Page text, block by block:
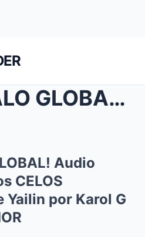
¡ESCÁNDALO GLOBAL! Audio filtrado revela los CELOS...
Audio
CELOS
Yailin por Karol G